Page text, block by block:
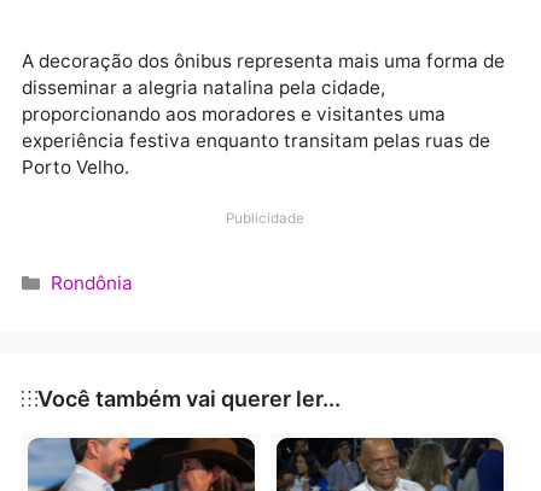
experiência festiva enquanto transitam pelas ruas
Publicidade